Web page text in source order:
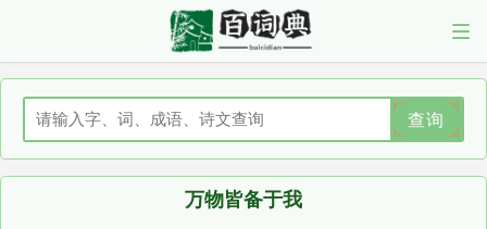
查询
万物皆备于我